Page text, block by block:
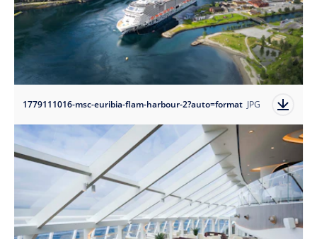
1779111016-msc-euribia-flam-harbour-2?auto=format JPG